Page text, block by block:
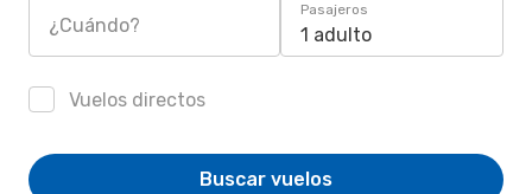
¿Cuándo?
Pasajeros
1 adulto
Vuelos directos
Buscar vuelos